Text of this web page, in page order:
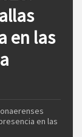
en las
en las